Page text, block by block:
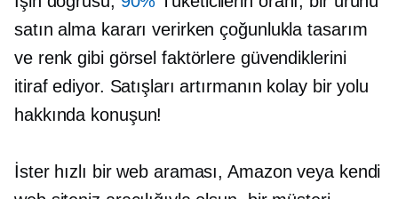
satın alma kararı verirken çoğunlukla tasarım
ve renk gibi görsel faktörlere güvendiklerini
itiraf ediyor. Satışları artırmanın kolay bir yolu
hakkında konuşun!
İster hızlı bir web araması, Amazon veya kendi